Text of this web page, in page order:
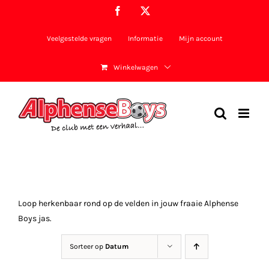
Facebook
Veelgestelde vragen Informatie Mijn account
Winkelwagen
Loop herkenbaar rond op de velden in jouw fraaie Alphense
Boys jas.
Sorteer op Datum